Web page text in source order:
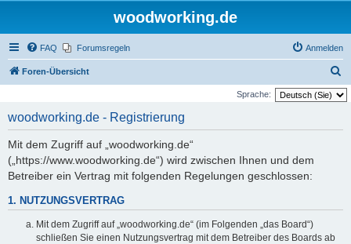
woodworking.de
FAQ Forumsregeln Anmelden
Foren-Übersicht
u
Sprache:
woodworking.de - Registrierung
Mit dem Zugriff auf „woodworking.de“
(„https://www.woodworking.de“) wird zwischen Ihnen und dem
Betreiber ein Vertrag mit folgenden Regelungen geschlossen:
1. NUTZUNGSVERTRAG
Mit dem Zugriff auf „woodworking.de“ (im Folgenden „das Board“)
schließen Sie einen Nutzungsvertrag mit dem Betreiber des Boards ab